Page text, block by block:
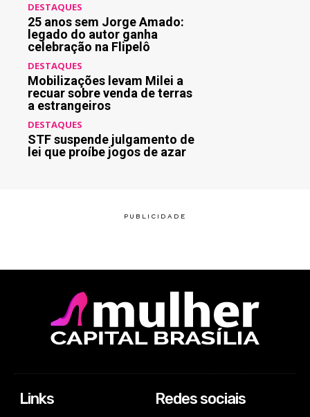
DESTAQUES
25 anos sem Jorge Amado:
legado do autor ganha
celebração na Flipelô
DESTAQUES
Mobilizações levam Milei a
recuar sobre venda de terras
a estrangeiros
DESTAQUES
STF suspende julgamento de
lei que proíbe jogos de azar
Links Redes sociais